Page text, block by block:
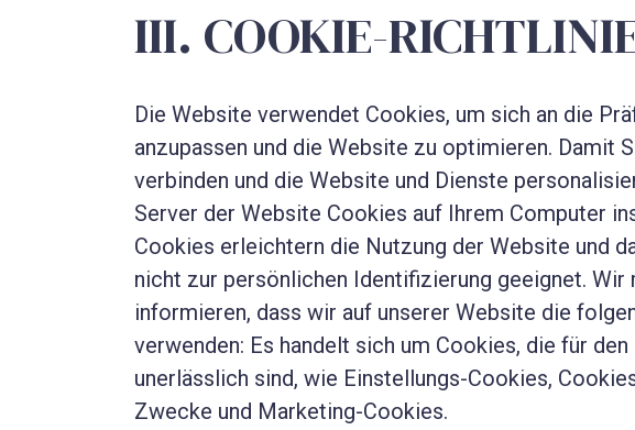
III. COOKIE-
Die Website verwendet Cookies, um sich an die
anzupassen und die Website zu optimieren. Damit
verbinden und die Website und Dienste
Server der Website Cookies auf Ihrem Computer
Cookies erleichtern die Nutzung der Website und
nicht zur persönlichen Identifizierung geeignet. Wir
informieren, dass wir auf unserer Website die
verwenden: Es handelt sich um Cookies, die für
unerlässlich sind, wie Einstellungs-Cookies,
Zwecke und Marketing-Cookies.